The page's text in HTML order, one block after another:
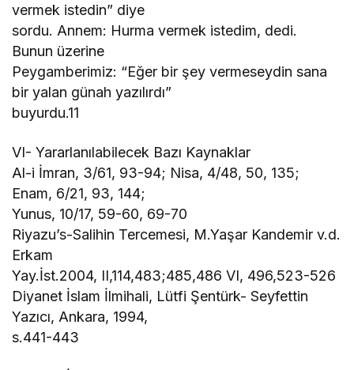
vermek istedin” diye
sordu. Annem: Hurma vermek istedim, dedi.
Bunun üzerine
Peygamberimiz: “Eğer bir şey vermeseydin sana
bir yalan günah yazılırdı”
buyurdu.11
VI- Yararlanılabilecek Bazı Kaynaklar
Al-i İmran, 3/61, 93-94; Nisa, 4/48, 50, 135;
Enam, 6/21, 93, 144;
Yunus, 10/17, 59-60, 69-70
Riyazu’s-Salihin Tercemesi, M.Yaşar Kandemir v.d.
Erkam
Yay.İst.2004, II,114,483;485,486 VI, 496,523-526
Diyanet İslam İlmihali, Lütfi Şentürk- Seyfettin
Yazıcı, Ankara, 1994,
s.441-443